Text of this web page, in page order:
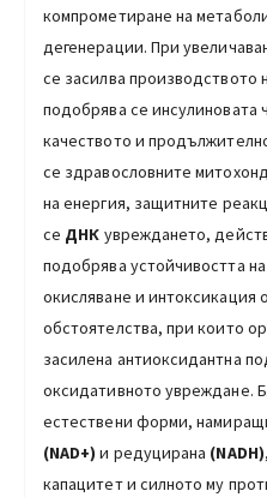
компрометиране на
дегенерации. При
се засилва производството
подобрява се инсулиновата
качеството и
се здравословните
на енергия, защитните
се ДНК увреждането,
подобрява устойчивостта
окисляване и интоксикация
обстоятелства, при които
засилена антиоксидантна
оксидативното увреждане.
естествени форми,
(NAD+) и редуцирана (NADH)
капацитет и силното му